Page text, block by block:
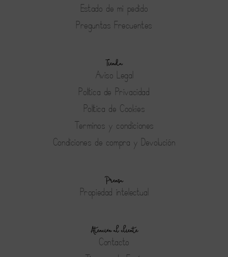
Estado de mi pedido
Preguntas Frecuentes
Tienda
Aviso Legal
Política de Privacidad
Política de Cookies
Terminos y condiciones
Condiciones de compra y Devolución
Prensa
Propiedad intelectual
Atención al cliente
Contacto